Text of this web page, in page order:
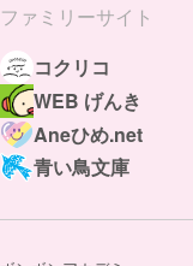
ファミリーサイト
コクリコ
WEB げんき
Aneひめ.net
青い鳥文庫